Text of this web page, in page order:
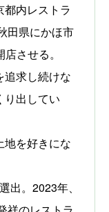
内レストラ
田県にかほ市
させる。
追求し続けな
り出してい
地を好きにな
出。2023年、